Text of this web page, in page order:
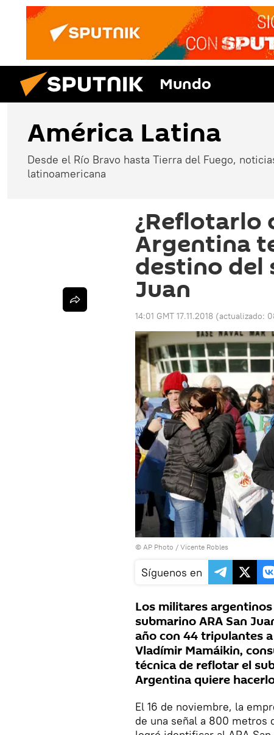
Mundo
América Latina
Desde el Río Bravo hasta Tierra del Fuego,
latinoamericana
¿Reflotarlo
Argentina
destino del
Juan
14:01 GMT 17.11.2018 (actualizado:
© AP Photo / Vicente Robles
Síguenos en
Los militares
submarino ARA San
año con 44 tripulantes
Vladímir Mamáikin,
técnica de reflotar el
Argentina quiere
El 16 de noviembre, la
de una señal a 800 metros